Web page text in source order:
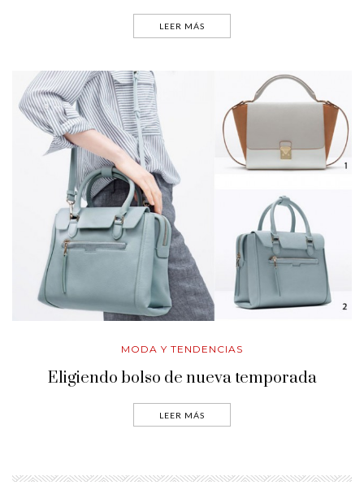
LEER MÁS
MODA Y TENDENCIAS
Eligiendo bolso de nueva temporada
LEER MÁS